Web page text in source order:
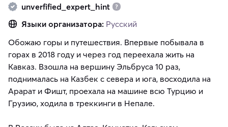
unverfified_expert_hint
Языки организатора: Русский
Обожаю горы и путешествия. Впервые побывала в
горах в 2018 году и через год переехала жить на
Кавказ. Взошла на вершину Эльбруса 10 раз,
поднималась на Казбек с севера и юга, восходила на
Арарат и Фишт, проехала на машине всю Турцию и
Грузию, ходила в треккинги в Непале.